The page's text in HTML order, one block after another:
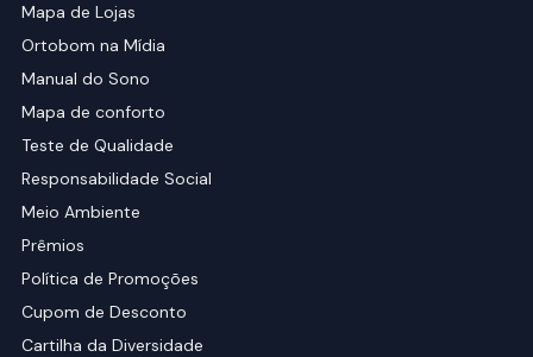
Mapa de Lojas
Ortobom na Mídia
Manual do Sono
Mapa de conforto
Teste de Qualidade
Responsabilidade Social
Meio Ambiente
Prêmios
Política de Promoções
Cupom de Desconto
Cartilha da Diversidade